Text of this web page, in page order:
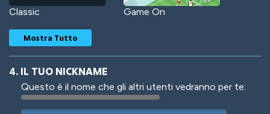
Classic Game On
Woof Jungle Cats
Mostra Tutto
4. IL TUO NICKNAME
Questo è il nome che gli altri utenti vedranno per te: